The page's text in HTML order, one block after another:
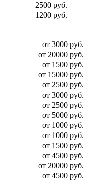
2500 руб.
1200 руб.
от 3000 руб.
от 20000 руб.
от 1500 руб.
от 15000 руб.
от 2500 руб.
от 3000 руб.
от 2500 руб.
от 5000 руб.
от 1000 руб.
от 1000 руб.
от 1500 руб.
от 4500 руб.
от 20000 руб.
от 4500 руб.